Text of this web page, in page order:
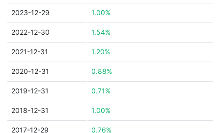
2023-12-29 1.00%
2022-12-30 1.54%
2021-12-31 1.20%
2020-12-31 0.88%
2019-12-31 0.71%
2018-12-31 1.00%
2017-12-29 0.76%